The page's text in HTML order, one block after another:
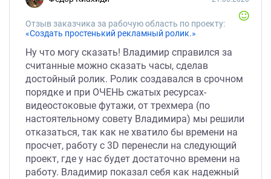
Отзыв заказчика за рабочую область по проекту:
«Создать простенький рекламный ролик.»
Ну что могу сказать! Владимир справился за
считанные можно сказать часы, сделав
достойный ролик. Ролик создавался в срочном
порядке и при ОЧЕНЬ сжатых ресурсах-
видеостоковые футажи, от трехмера (по
настоятельному совету Владимира) мы решили
отказаться, так как не хватило бы времени на
просчет, работу с 3D перенесли на следующий
проект, где у нас будет достаточно времени на
работу. Владимир показал себя как надежный